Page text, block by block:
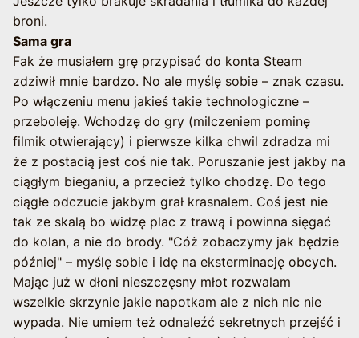
broni.
Sama gra
Fak że musiałem grę przypisać do konta Steam
zdziwił mnie bardzo. No ale myślę sobie – znak czasu.
Po włączeniu menu jakieś takie technologiczne –
przeboleję. Wchodzę do gry (milczeniem pominę
filmik otwierający) i pierwsze kilka chwil zdradza mi
że z postacią jest coś nie tak. Poruszanie jest jakby na
ciągłym bieganiu, a przecież tylko chodzę. Do tego
ciągłe odczucie jakbym grał krasnalem. Coś jest nie
tak ze skalą bo widzę plac z trawą i powinna sięgać
do kolan, a nie do brody. "Cóż zobaczymy jak będzie
później" – myślę sobie i idę na eksterminację obcych.
Mając już w dłoni nieszczęsny młot rozwalam
wszelkie skrzynie jakie napotkam ale z nich nic nie
wypada. Nie umiem też odnaleźć sekretnych przejść i